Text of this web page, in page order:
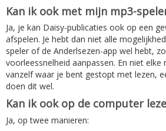
Kan ik ook met mijn mp3-
Ja, je kan Daisy-publicaties ook op een
afspelen. Je hebt dan niet alle
speler of de Anderlsezen-app wel hebt,
voorleessnelheid aanpassen. En niet
vanzelf waar je bent gestopt met lezen,
doen dit wel.
Kan ik ook op de computer
Ja, op twee manieren: